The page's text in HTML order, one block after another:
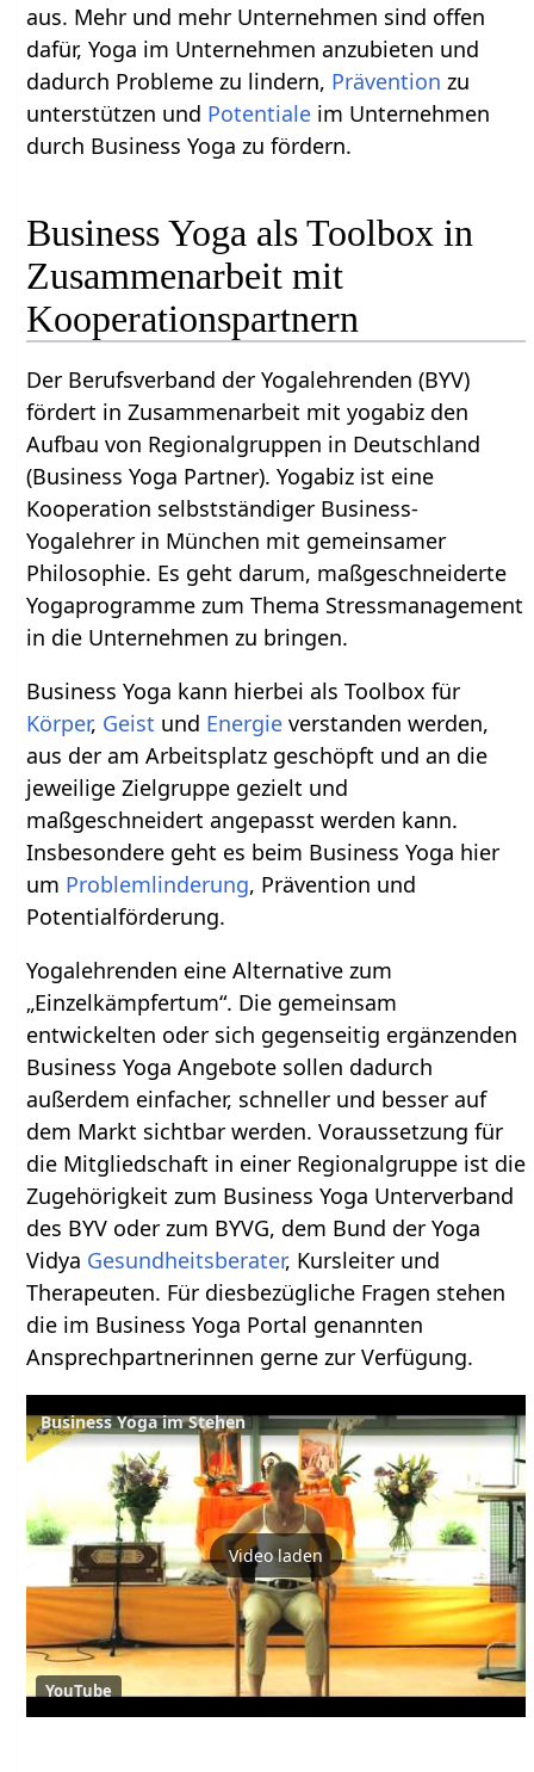
aus. Mehr und mehr Unternehmen sind offen
dafür, Yoga im Unternehmen anzubieten und
dadurch Probleme zu lindern, Prävention zu
unterstützen und Potentiale im Unternehmen
durch Business Yoga zu fördern.
Business Yoga als Toolbox in
Zusammenarbeit mit
Kooperationspartnern
Der Berufsverband der Yogalehrenden (BYV)
fördert in Zusammenarbeit mit yogabiz den
Aufbau von Regionalgruppen in Deutschland
(Business Yoga Partner). Yogabiz ist eine
Kooperation selbstständiger Business-
Yogalehrer in München mit gemeinsamer
Philosophie. Es geht darum, maßgeschneiderte
Yogaprogramme zum Thema Stressmanagement
in die Unternehmen zu bringen.
Business Yoga kann hierbei als Toolbox für
Körper, Geist und Energie verstanden werden,
aus der am Arbeitsplatz geschöpft und an die
jeweilige Zielgruppe gezielt und
maßgeschneidert angepasst werden kann.
Insbesondere geht es beim Business Yoga hier
um Problemlinderung, Prävention und
Potentialförderung.
Yogalehrenden eine Alternative zum
„Einzelkämpfertum“. Die gemeinsam
entwickelten oder sich gegenseitig ergänzenden
Business Yoga Angebote sollen dadurch
außerdem einfacher, schneller und besser auf
dem Markt sichtbar werden. Voraussetzung für
die Mitgliedschaft in einer Regionalgruppe ist die
Zugehörigkeit zum Business Yoga Unterverband
des BYV oder zum BYVG, dem Bund der Yoga
Vidya Gesundheitsberater, Kursleiter und
Therapeuten. Für diesbezügliche Fragen stehen
die im Business Yoga Portal genannten
Ansprechpartnerinnen gerne zur Verfügung.
Business Yoga im Stehen
Video laden
YouTube